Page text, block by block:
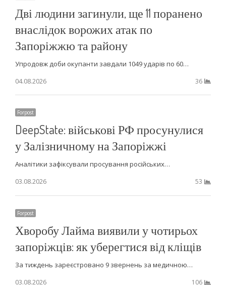
Дві людини загинули, ще 11 поранено
внаслідок ворожих атак по
Запоріжжю та району
Упродовж доби окупанти завдали 1049 ударів по 60…
04.08.2026
36
Forpost
DeepStatе: військові РФ просунулися
у Залізничному на Запоріжжі
Аналітики зафіксували просування російських…
03.08.2026
53
Forpost
Хворобу Лайма виявили у чотирьох
запоріжців: як уберегтися від кліщів
За тиждень зареєстровано 9 звернень за медичною…
03.08.2026
106